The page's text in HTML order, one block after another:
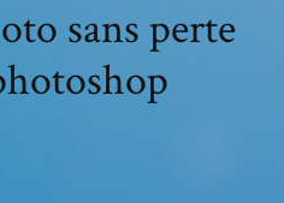
sans perte